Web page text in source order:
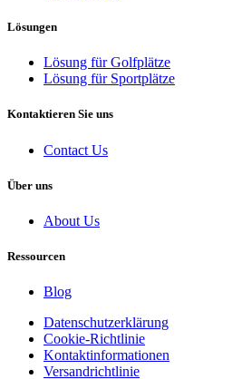
Lösungen
Lösung für Golfplätze
Lösung für Sportplätze
Kontaktieren Sie uns
Contact Us
Über uns
About Us
Ressourcen
Blog
Datenschutzerklärung
Cookie-Richtlinie
Kontaktinformationen
Versandrichtlinie